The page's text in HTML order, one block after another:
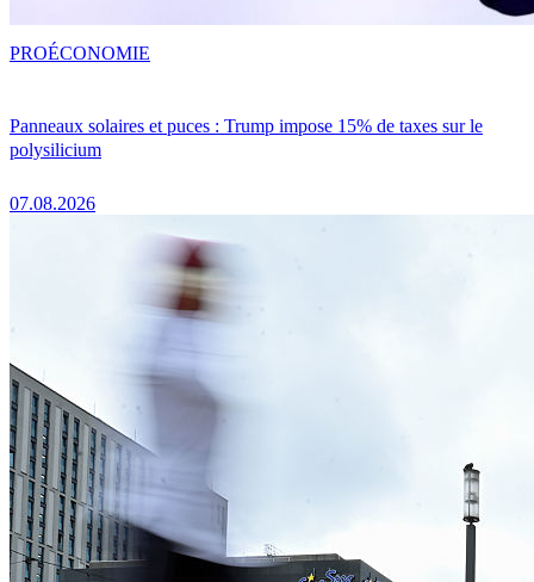
Panneaux solaires et puces : Trump impose 15% de taxes sur le
polysilicium
07.08.2026
PROÉCONOMIE